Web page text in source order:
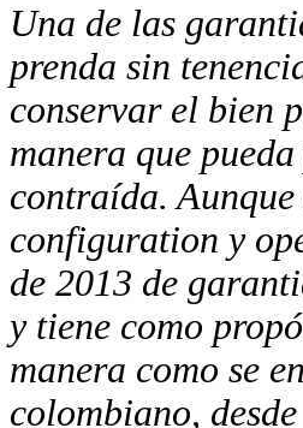
Una de las
prenda sin
conservar el bien
manera que
contraída.
configuration y
de 2013 de
y tiene como
manera como se
colombiano,